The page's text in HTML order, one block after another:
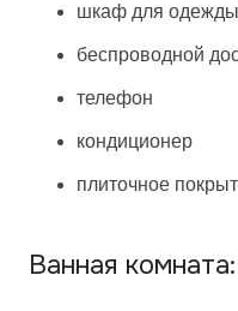
шкаф для одежды
беспроводной
телефон
кондиционер
плиточное
Ванная комната: